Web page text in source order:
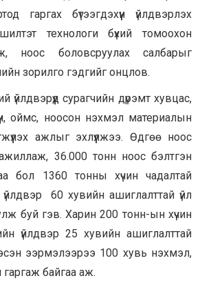
гаргах бүтээгдэхүүн үйлдвэрлэх
технологи бүхий томоохон
ноос боловсруулах салбарыг
зорилго гэдгийг онцлов.
үйлдвэрүүд сурагчийн дүрэмт хувцас,
оймс, ноосон нэхмэл материалын
ажлыг эхлүүлжээ. Өдгөө ноос
36.000 тонн ноос бэлтгэн
бол 1360 тонны хүчин чадалтай
60 хувийн ашиглалттай үйл
буй гэв. Харин 200 тонн-ын хүчин
үйлдвэр 25 хувийн ашиглалттай
ээрмэлээрээ 100 хувь нэхмэл,
гаргаж байгаа аж.